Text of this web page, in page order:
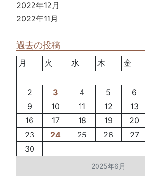
2022年12月
2022年11月
過去の投稿
2025年6月
月 火 水 木 金
2
3 4 5 6
9
10 11 12 13
16
17 18 19 20
23
24 25 26 27
30